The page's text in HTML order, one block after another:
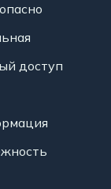
доступ